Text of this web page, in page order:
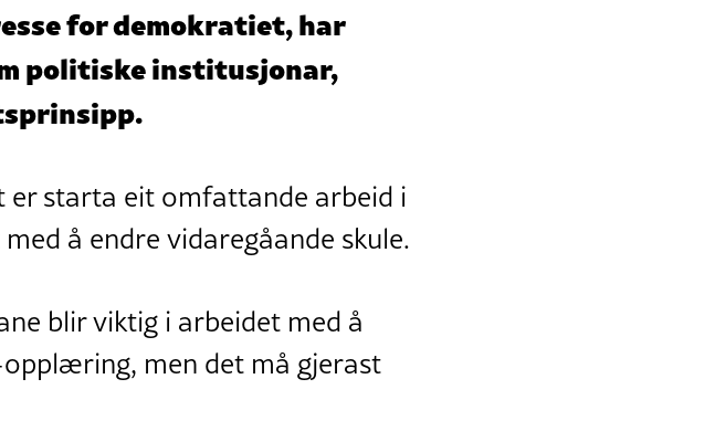
for demokratiet, har
politiske institusjonar,
er starta eit omfattande arbeid i
å endre vidaregåande skule.
blir viktig i arbeidet med å
men det må gjerast